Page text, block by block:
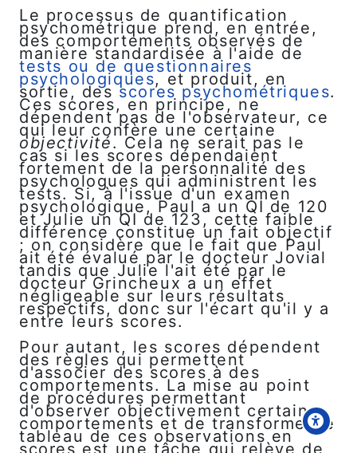
Le processus de quantification
psychométrique prend, en entrée,
des comportements observés de
manière standardisée à l'aide de
tests ou de questionnaires
psychologiques, et produit, en
sortie, desscores psychométriques.
Ces scores, en principe, ne
dépendent pas de l'observateur, ce
qui leur confère une certaine
objectivité. Cela ne serait pas le
cas si les scores dépendaient
fortement de la personnalité des
psychologues qui administrent les
tests. Si, à l'issue d'un examen
psychologique, Paul a un QI de 120
et Julie un QI de 123, cette faible
différence constitue un fait objectif
; on considère que le fait que Paul
ait été évalué par le docteur Jovial
tandis que Julie l'ait été par le
docteur Grincheux a un effet
négligeable sur leurs résultats
respectifs, donc sur l'écart qu'il y a
entre leurs scores.
Pour autant, les scores dépendent
des règles qui permettent
d'associer des scores à des
comportements. La mise au point
de procédures permettant
d'observer objectivement certains
comportements et de transformer le
tableau de ces observations en
scores est une tâche qui relève de